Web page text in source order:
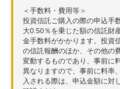
＜手数料・費用等＞
投資信託ご購入の際の申込手
大0.50％を乗じた額の信託財
金手数料がかかります。投資
の信託報酬のほか、その他の
変動するものであり、事前に
異なりますので、事前に料率
入される際は、申込金額に対